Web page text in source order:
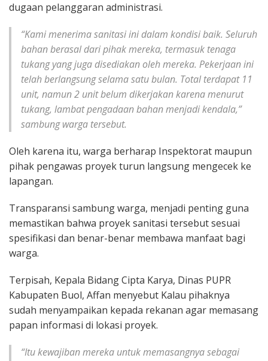
dugaan pelanggaran administrasi.
“Kami menerima sanitasi ini dalam kondisi baik. Seluruh
bahan berasal dari pihak mereka, termasuk tenaga
tukang yang juga disediakan oleh mereka. Pekerjaan ini
telah berlangsung selama satu bulan. Total terdapat 11
unit, namun 2 unit belum dikerjakan karena menurut
tukang, lambat pengadaan bahan menjadi kendala,”
sambung warga tersebut.
Oleh karena itu, warga berharap Inspektorat maupun
pihak pengawas proyek turun langsung mengecek ke
lapangan.
Transparansi sambung warga, menjadi penting guna
memastikan bahwa proyek sanitasi tersebut sesuai
spesifikasi dan benar-benar membawa manfaat bagi
warga.
Terpisah, Kepala Bidang Cipta Karya, Dinas PUPR
Kabupaten Buol, Affan menyebut Kalau pihaknya
sudah menyampaikan kepada rekanan agar memasang
papan informasi di lokasi proyek.
“Itu kewajiban mereka untuk memasangnya sebagai